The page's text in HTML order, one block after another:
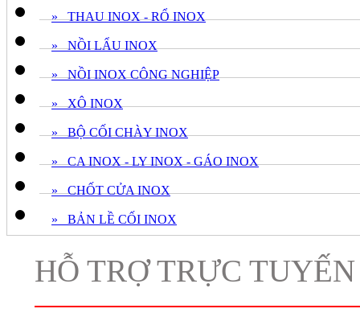
» THAU INOX - RỔ INOX
» NỒI LẨU INOX
» NỒI INOX CÔNG NGHIỆP
» XÔ INOX
» BỘ CỐI CHÀY INOX
» CA INOX - LY INOX - GÁO INOX
» CHỐT CỬA INOX
» BẢN LỀ CỐI INOX
HỖ TRỢ TRỰC TUYẾN